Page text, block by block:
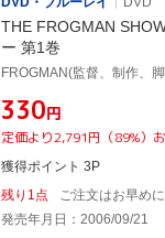
THE FROGMAN
ー 第1巻
FROGMAN(監督、制作、
¥330円
定価より2,791円（89%）
獲得ポイント 3P
残り1点
ご注文はお早めに
発売年月日：2006/09/21